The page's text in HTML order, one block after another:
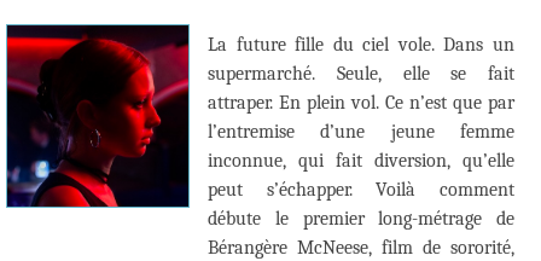
La future fille du ciel vole. Dans un
supermarché. Seule, elle se fait
attraper. En plein vol. Ce n’est que par
l’entremise d’une jeune femme
inconnue, qui fait diversion, qu’elle
peut s’échapper. Voilà comment
débute le premier long-métrage de
Bérangère McNeese, film de sororité,